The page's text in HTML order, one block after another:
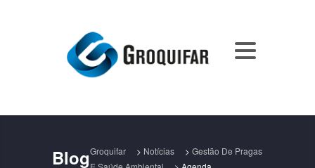
BlogGroquifar > Notícias > Gestão De Pragas